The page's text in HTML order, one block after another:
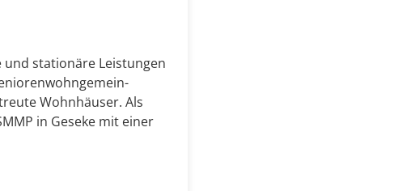
stationäre Leistungen
Wohnhäuser. Als
in Geseke mit einer